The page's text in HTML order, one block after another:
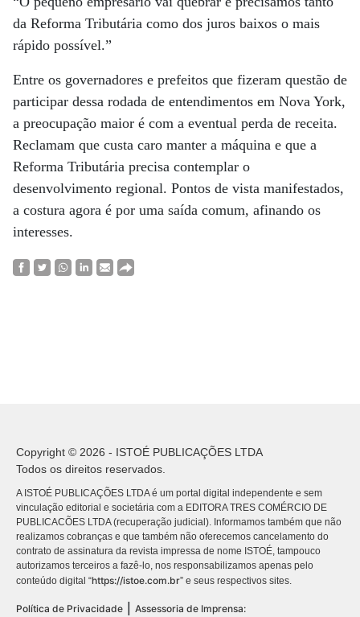
da Reforma Tributária como dos juros baixos o mais
rápido possível.”
Entre os governadores e prefeitos que fizeram questão de
participar dessa rodada de entendimentos em Nova York,
a preocupação maior é com a eventual perda de receita.
Reclamam que custa caro manter a máquina e que a
Reforma Tributária precisa contemplar o
desenvolvimento regional. Pontos de vista manifestados,
a costura agora é por uma saída comum, afinando os
interesses.
Copyright © 2026 - ISTOÉ PUBLICAÇÕES LTDA
Todos os direitos reservados.
A ISTOÉ PUBLICAÇÕES LTDA é um portal digital independente e sem
vinculação editorial e societária com a EDITORA TRES COMÉRCIO DE
PUBLICACÕES LTDA (recuperação judicial). Informamos também que não
realizamos cobranças e que também não oferecemos cancelamento do
contrato de assinatura da revista impressa de nome ISTOÉ, tampouco
autorizamos terceiros a fazê-lo, nos responsabilizamos apenas pelo
conteúdo digital “https://istoe.com.br” e seus respectivos sites.
Política de Privacidade Assessoria de Imprensa: